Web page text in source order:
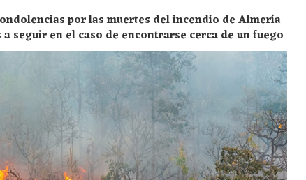
por las muertes del incendio de Almería
seguir en el caso de encontrarse cerca de un fuego